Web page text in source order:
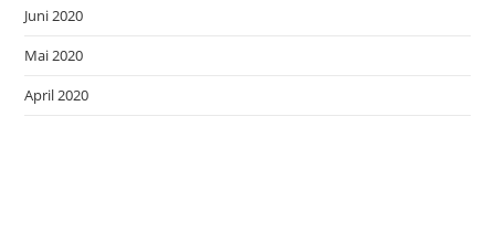
Juni 2020
Mai 2020
April 2020